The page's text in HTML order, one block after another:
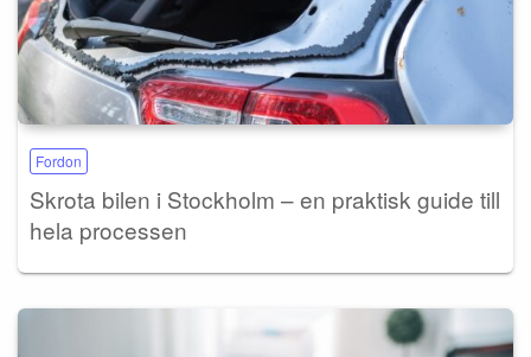
Fordon
Skrota bilen i Stockholm – en praktisk guide till
hela processen